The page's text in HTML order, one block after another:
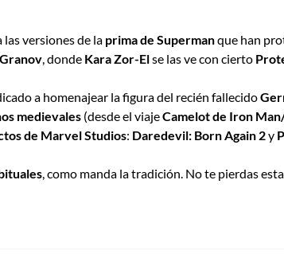
las versiones de la prima de Supermanque han
, donde Kara Zor-Else las ve con cierto
a homenajear la figura del recién fallecido
medievales (desde el viajeCamelot de Iron
de Marvel Studios: Daredevil: Born Again 2y
, como manda la tradición. No te pierdas esta